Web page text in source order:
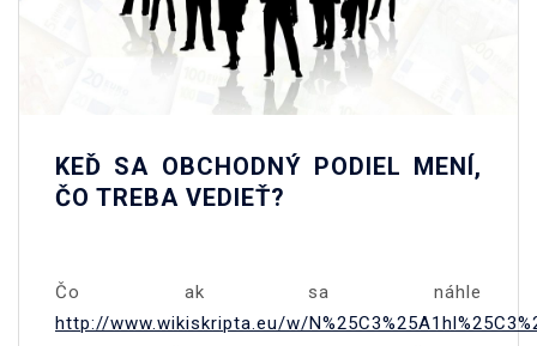
KEĎ SA OBCHODNÝ PODIEL MENÍ,
ČO TREBA VEDIEŤ?
Čo ak sa náhle
http://www.wikiskripta.eu/w/